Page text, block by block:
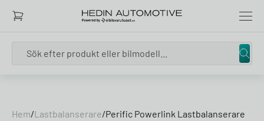
Hem/Lastbalanserare/Perific Powerlink Lastbalanserare